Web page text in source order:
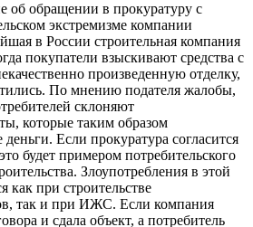
обращении в прокуратуру с
экстремизме компании
в России строительная компания
покупатели взыскивают средства с
произведенную отделку,
По мнению подателя жалобы,
склоняют
которые таким образом
Если прокуратура согласится
будет примером потребительского
Злоупотребления в этой
как при строительстве
так и при ИЖС. Если компания
и сдала объект, а потребитель